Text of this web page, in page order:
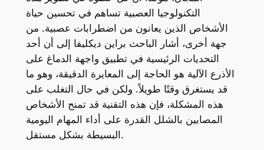
التكنولوجيا العصبية تساهم في تحسين حياة
الأشخاص الذين يعانون من اضطرابات عصبية. من
جهة أخرى، أشار الباحث براين ديكليفا إلى أن أحد
التحديات الرئيسية في تطبيق واجهة الدماغ على
الأذرع الآلية هو الحاجة إلى المعايرة الدقيقة، وهو ما
قد يستغرق وقتًا طويلاً. ولكن في حال التغلب على
هذه المشكلة، فإن هذه التقنية قد تمنح الأشخاص
المصابين بالشلل القدرة على أداء المهام اليومية
البسيطة بشكل مستقل.